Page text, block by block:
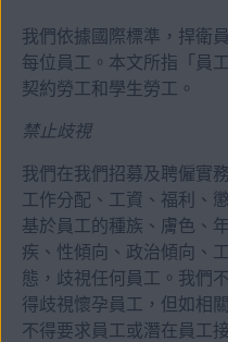
我們依據國際標準，捍衛
每位員工。本文所指「員
契約勞工和學生勞工。
禁止歧視
我們在我們招募及聘僱實
工作分配、工資、福利、
基於員工的種族、膚色、
疾、性傾向、政治傾向、
態，歧視任何員工。我們
得歧視懷孕員工，但如相
不得要求員工或潛在員工